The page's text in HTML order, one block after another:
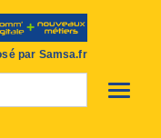
par Samsa.fr